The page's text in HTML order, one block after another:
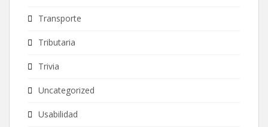
Transporte
Tributaria
Trivia
Uncategorized
Usabilidad